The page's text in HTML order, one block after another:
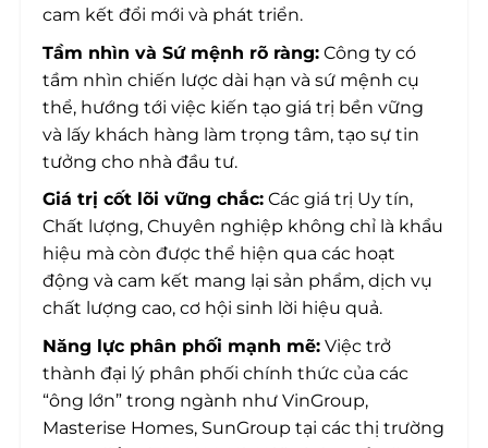
cam kết đổi mới và phát triển.
Tầm nhìn và Sứ mệnh rõ ràng: Công ty có
tầm nhìn chiến lược dài hạn và sứ mệnh cụ
thể, hướng tới việc kiến tạo giá trị bền vững
và lấy khách hàng làm trọng tâm, tạo sự tin
tưởng cho nhà đầu tư.
Giá trị cốt lõi vững chắc: Các giá trị Uy tín,
Chất lượng, Chuyên nghiệp không chỉ là khẩu
hiệu mà còn được thể hiện qua các hoạt
động và cam kết mang lại sản phẩm, dịch vụ
chất lượng cao, cơ hội sinh lời hiệu quả.
Năng lực phân phối mạnh mẽ: Việc trở
thành đại lý phân phối chính thức của các
“ông lớn” trong ngành như VinGroup,
Masterise Homes, SunGroup tại các thị trường